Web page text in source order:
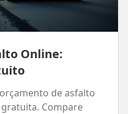
Online:
de asfalto
Compare